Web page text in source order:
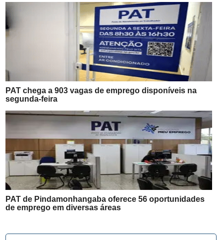
PAT chega a 903 vagas de emprego disponíveis na
segunda-feira
PAT de Pindamonhangaba oferece 56 oportunidades
de emprego em diversas áreas